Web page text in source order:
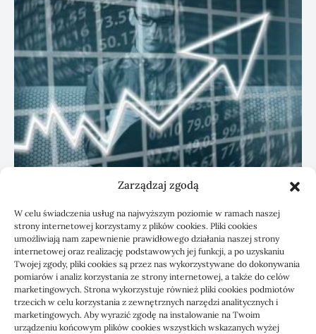
Zarządzaj zgodą
W celu świadczenia usług na najwyższym poziomie w ramach naszej
strony internetowej korzystamy z plików cookies. Pliki cookies
umożliwiają nam zapewnienie prawidłowego działania naszej strony
internetowej oraz realizację podstawowych jej funkcji, a po uzyskaniu
Twojej zgody, pliki cookies są przez nas wykorzystywane do dokonywania
pomiarów i analiz korzystania ze strony internetowej, a także do celów
marketingowych. Strona wykorzystuje również pliki cookies podmiotów
trzecich w celu korzystania z zewnętrznych narzędzi analitycznych i
marketingowych. Aby wyrazić zgodę na instalowanie na Twoim
urządzeniu końcowym plików cookies wszystkich wskazanych wyżej
KSeF: przygotowanie sp. z o.o. z biurem
rachunkowym